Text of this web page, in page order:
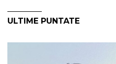
ULTIME PUNTATE